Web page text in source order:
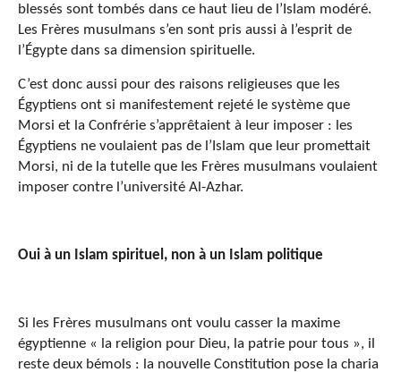
blessés sont tombés dans ce haut lieu de l’Islam modéré.
Les Frères musulmans s’en sont pris aussi à l’esprit de
l’Égypte dans sa dimension spirituelle.
C’est donc aussi pour des raisons religieuses que les
Égyptiens ont si manifestement rejeté le système que
Morsi et la Confrérie s’apprêtaient à leur imposer : les
Égyptiens ne voulaient pas de l’Islam que leur promettait
Morsi, ni de la tutelle que les Frères musulmans voulaient
imposer contre l’université Al-Azhar.
Oui à un Islam spirituel, non à un Islam politique
Si les Frères musulmans ont voulu casser la maxime
égyptienne « la religion pour Dieu, la patrie pour tous », il
reste deux bémols : la nouvelle Constitution pose la charia